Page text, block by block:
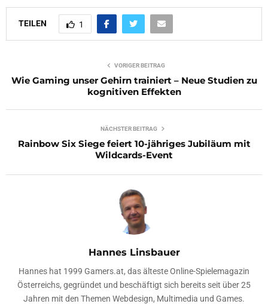
TEILEN 1
VORIGER BEITRAG
Wie Gaming unser Gehirn trainiert – Neue Studien zu
kognitiven Effekten
NÄCHSTER BEITRAG
Rainbow Six Siege feiert 10-jähriges Jubiläum mit
Wildcards-Event
Hannes Linsbauer
Hannes hat 1999 Gamers.at, das älteste Online-Spielemagazin
Österreichs, gegründet und beschäftigt sich bereits seit über 25
Jahren mit den Themen Webdesign, Multimedia und Games.